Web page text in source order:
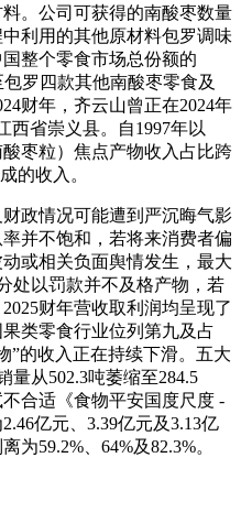
。公司可获得的南酸枣数量
利用的其他原材料包罗调味
整个零食市场总份额的
罗四款其他南酸枣零食及
财年，齐云山曾正在2024年
西省崇义县。自1997年以
枣粒）焦点产物收入占比跨
的收入。
政情况可能遭到严沉晦气影
并不饱和，若将来消费者偏
或相关负面舆情发生，最大
处以罚款并不及格产物，若
财年营收取利润均呈现了
类零食行业位列第九及占
”的收入正在持续下滑。五大
量从502.3吨萎缩至284.5
合适《食物平安国度尺度 -
亿元、3.39亿元及3.13亿
为59.2%、64%及82.3%。